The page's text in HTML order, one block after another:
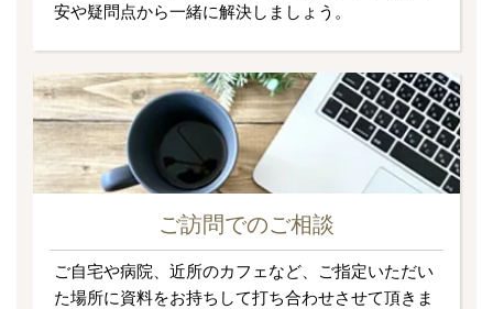
安や疑問点から一緒に解決しましょう。
ご訪問でのご相談
ご自宅や病院、近所のカフェなど、ご指定いただい
た場所に資料をお持ちして打ち合わせさせて頂きま